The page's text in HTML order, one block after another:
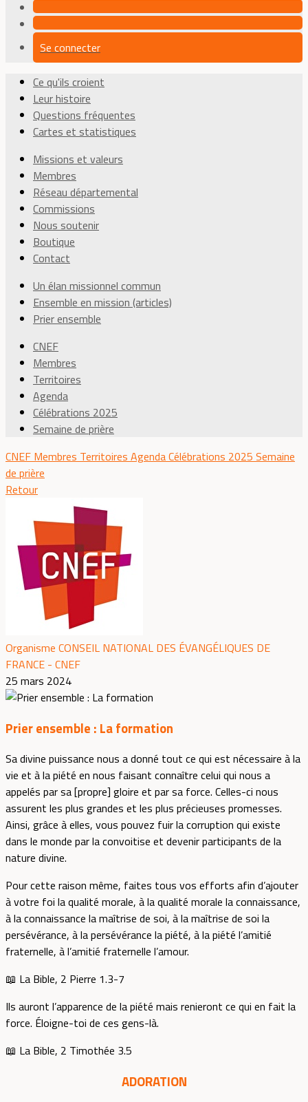
Se connecter
Ce qu'ils croient
Leur histoire
Questions fréquentes
Cartes et statistiques
Missions et valeurs
Membres
Réseau départemental
Commissions
Nous soutenir
Boutique
Contact
Un élan missionnel commun
Ensemble en mission (articles)
Prier ensemble
CNEF
Membres
Territoires
Agenda
Célébrations 2025
Semaine de prière
CNEF Membres Territoires AgendaCélébrations 2025 Semaine
de prière
Retour
Organisme CONSEIL NATIONAL DES ÉVANGÉLIQUES DE
FRANCE - CNEF
25 mars 2024
Prier ensemble : La formation
Sa divine puissance nous a donné tout ce qui est nécessaire à la
vie et à la piété en nous faisant connaître celui qui nous a
appelés par sa [propre] gloire et par sa force. Celles-ci nous
assurent les plus grandes et les plus précieuses promesses.
Ainsi, grâce à elles, vous pouvez fuir la corruption qui existe
dans le monde par la convoitise et devenir participants de la
nature divine.
Pour cette raison même, faites tous vos efforts afin d’ajouter
à votre foi la qualité morale, à la qualité morale la connaissance,
à la connaissance la maîtrise de soi, à la maîtrise de soi la
persévérance, à la persévérance la piété, à la piété l’amitié
fraternelle, à l’amitié fraternelle l’amour.
📖 La Bible, 2 Pierre 1.3-7
Ils auront l’apparence de la piété mais renieront ce qui en fait la
force. Éloigne-toi de ces gens-là.
📖 La Bible, 2 Timothée 3.5
ADORATION